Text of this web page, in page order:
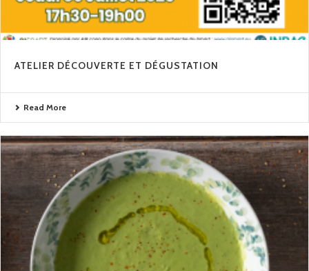
ATELIER DÉCOUVERTE ET DÉGUSTATION
Read More